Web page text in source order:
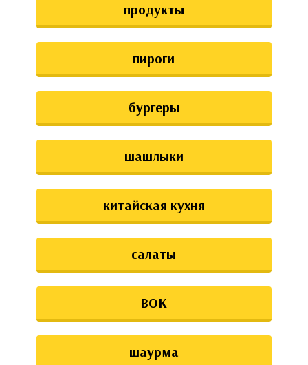
продукты
пироги
бургеры
шашлыки
китайская кухня
салаты
ВОК
шаурма